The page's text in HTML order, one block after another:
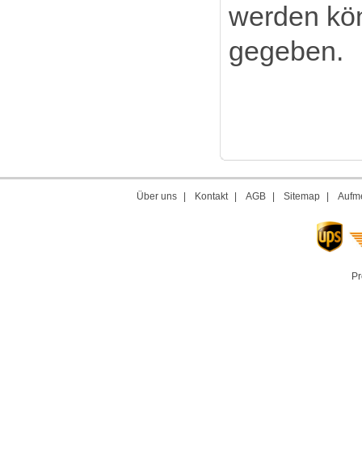
werden
gegeben.
Über uns Kontakt AGB Sitemap